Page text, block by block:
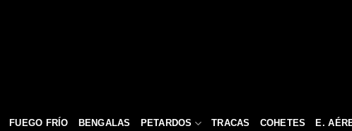
FUEGO FRÍO BENGALAS PETARDOS TRACAS COHETES E.